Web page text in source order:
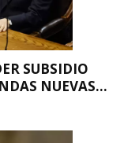
SUBSIDIO
NUEVAS...